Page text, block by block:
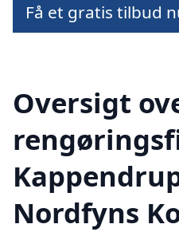
Få et gratis tilbud
Oversigt
Nordfyns